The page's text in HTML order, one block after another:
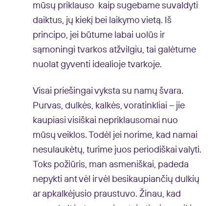
mūsų priklauso kaip sugebame suvaldyti
daiktus, jų kiekį bei laikymo vietą. Iš
principo, jei būtume labai uolūs ir
sąmoningi tvarkos atžvilgiu, tai galėtume
nuolat gyventi idealioje tvarkoje.
Visai priešingai vyksta su namų švara.
Purvas, dulkės, kalkės, voratinkliai – jie
kaupiasi visiškai nepriklausomai nuo
mūsų veiklos. Todėl jei norime, kad namai
nesulaukėtų, turime juos periodiškai valyti.
Toks požiūris, man asmeniškai, padeda
nepykti ant vėl ir vėl besikaupiančių dulkių
ar apkalkėjusio praustuvo. Žinau, kad